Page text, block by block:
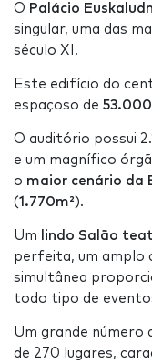
O Palácio
singular, uma das
século XI.
Este edifício do
espaçoso de
O auditório possui
e um magnífico
o maior cenário da
(1.770m²).
Um lindo Salão
perfeita, um amplo
simultânea
todo tipo de
Um grande
de 270 lugares,